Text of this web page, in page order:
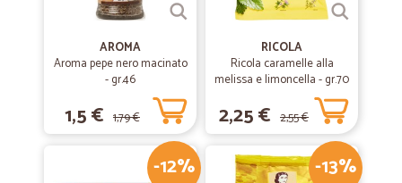
AROMA
Aroma pepe nero macinato
- gr.46
1,5 € 1,79 €
RICOLA
Ricola caramelle alla
melissa e limoncella - gr.70
2,25 € 2,55 €
-12% -13%